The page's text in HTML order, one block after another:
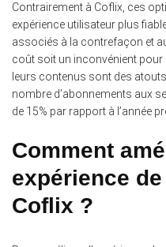
Contrairement à Coflix, ces
expérience utilisateur plus
associés à la contrefaçon et
coût soit un inconvénient pour
leurs contenus sont des
nombre d’abonnements aux
de 15% par rapport à l’année
Comment
expérience
Coflix ?